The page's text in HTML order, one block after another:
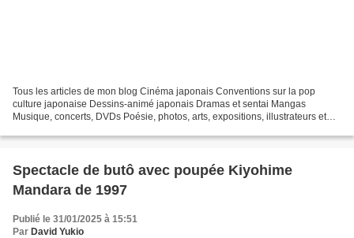
Tous les articles de mon blog Cinéma japonais Conventions sur la pop
culture japonaise Dessins-animé japonais Dramas et sentai Mangas
Musique, concerts, DVDs Poésie, photos, arts, expositions, illustrateurs et
Spectacle de butô avec poupée Kiyohime
Mandara de 1997
Publié le 31/01/2025 à 15:51
Par David Yukio